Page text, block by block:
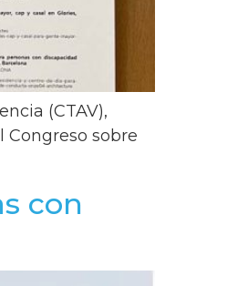
(CTAV),
Congreso sobre
con